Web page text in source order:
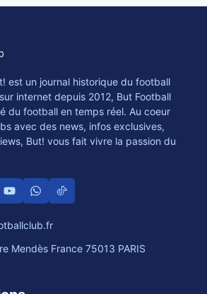
est un journal historique du football
internet depuis 2012, But Football
du football en temps réel. Au coeur
avec des news, infos exclusives,
But! vous fait vivre la passion du
Mendès France 75013 PARIS